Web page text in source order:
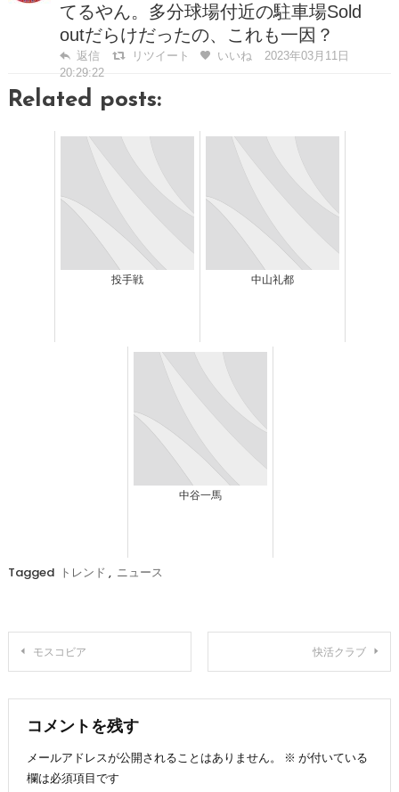
てるやん。多分球場付近の駐車場Sold
outだらけだったの、これも一因？
返信 リツイート いいね
2023年03月11日
20:29:22
Related posts:
投手戦 中山礼都
中谷一馬
Tagged トレンド , ニュース
投
稿
ナ
ビ
モスコビア 快活クラブ
コメントを残す
メールアドレスが公開されることはありません。
※ が付いている
欄は必須項目です